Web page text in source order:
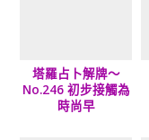
塔羅占卜解牌～
No.246 初步接觸為
時尚早